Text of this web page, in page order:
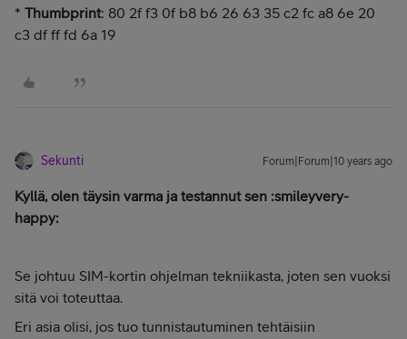
* Thumbprint: 80 2f f3 0f b8 b6 26 63 35 c2 fc a8 6e 20
c3 df ff fd 6a 19
Sekunti Forum|Forum|10 years ago
Kyllä, olen täysin varma ja testannut sen :smileyvery-
happy:
Se johtuu SIM-kortin ohjelman tekniikasta, joten sen vuoksi
sitä voi toteuttaa.
Eri asia olisi, jos tuo tunnistautuminen tehtäisiin